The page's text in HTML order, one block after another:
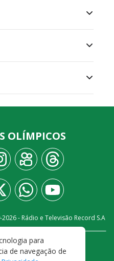
OLÍMPICOS
2026- Rádio e Televisão Record S.A
PRIVACIDADE
DE USO
para
de navegação de